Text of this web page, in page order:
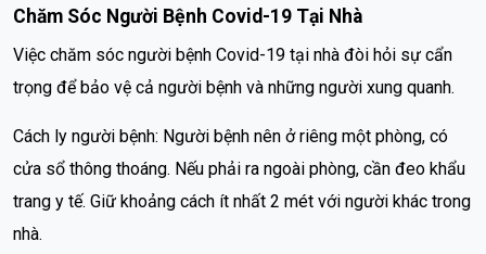
Chăm Sóc Người Bệnh Covid-19 Tại Nhà
Việc chăm sóc người bệnh Covid-19 tại nhà đòi hỏi sự cẩn
trọng để bảo vệ cả người bệnh và những người xung quanh.
Cách ly người bệnh: Người bệnh nên ở riêng một phòng, có
cửa sổ thông thoáng. Nếu phải ra ngoài phòng, cần đeo khẩu
trang y tế. Giữ khoảng cách ít nhất 2 mét với người khác trong
nhà.